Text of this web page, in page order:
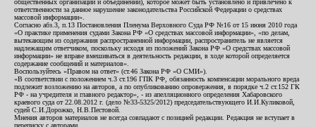
общественных организаций и объединений), которое может быть установлено и привлечено к
ответственности за данное нарушение законодательства Российской Федерации о средствах
массовой информации».
Согласно абз.3, п.13 Постановления Пленума Верховного Суда РФ №16 от 15 июня 2010 года
«О практике применения судами Закона РФ «О средствах массовой информации», «по делам,
вытекающим из содержания распространенной информации, распространитель не является
надлежащим ответчиком, поскольку исходя из положений Закона РФ «О средствах массовой
информации» не вправе вмешиваться в деятельность редакции, в ходе которой определяется
содержание сообщений и материалов».
Воспользуйтесь «Правом на ответ» (ст.46 Закона РФ «О СМИ»).
«В соответствии с положением ч.3 ст.196 ГПК РФ, обязанность компенсации морального вреда
подлежит возложению на авторов, а по опубликованию опровержения, в порядке ч.2 ст.152 ГК
РФ - на учредителя и главного редактор», - из апелляционного определения Хабаровского
краевого суда от 22.08.2012 г. (дело №33-5325/2012) председательствующего И.И.Куликовой,
судей С.И.Дорожко, Н.В.Пестовой.
Мнения авторов материалов не всегда совпадают с позицией редакции. Редакция не вступает в
переписку с авторами.